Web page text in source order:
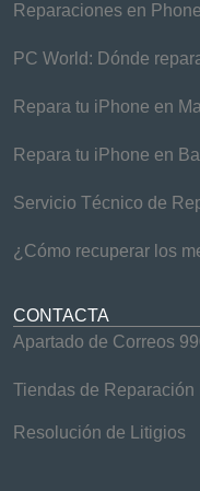
Reparaciones en
PC World: Dónde
Repara tu iPhone en
Repara tu iPhone en
Servicio Técnico de
¿Cómo recuperar los
CONTACTA
Apartado de Correos
Tiendas de
Resolución de Litigios